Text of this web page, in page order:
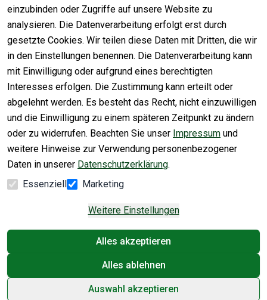
einzubinden oder Zugriffe auf unsere Website zu
analysieren. Die Datenverarbeitung erfolgt erst durch
gesetzte Cookies. Wir teilen diese Daten mit Dritten, die wir
in den Einstellungen benennen. Die Datenverarbeitung kann
mit Einwilligung oder aufgrund eines berechtigten
Interesses erfolgen. Die Zustimmung kann erteilt oder
abgelehnt werden. Es besteht das Recht, nicht einzuwilligen
und die Einwilligung zu einem späteren Zeitpunkt zu ändern
oder zu widerrufen. Beachten Sie unser Impressum und
weitere Hinweise zur Verwendung personenbezogener
Daten in unserer Datenschutzerklärung.
Essenziell
Marketing
Weitere Einstellungen
Alles akzeptieren
Alles ablehnen
Auswahl akzeptieren
      📞 07260
8499914
      ✉️
info@fm-
solar.de
Vertrag
© cartiwell.de 2025